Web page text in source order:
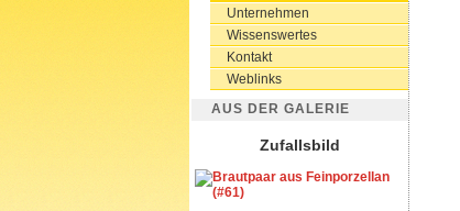
Unternehmen
Wissenswertes
Kontakt
Weblinks
AUS DER GALERIE
Zufallsbild